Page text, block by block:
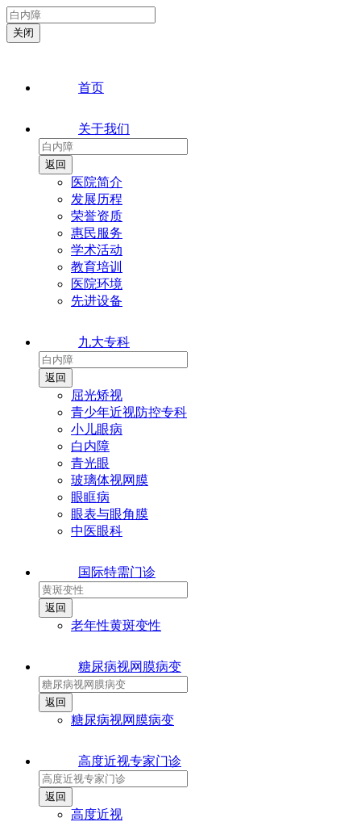
首页
关于我们
医院简介
发展历程
荣誉资质
惠民服务
学术活动
教育培训
医院环境
先进设备
九大专科
屈光矫视
青少年近视防控专科
小儿眼病
白内障
青光眼
玻璃体视网膜
眼眶病
眼表与眼角膜
中医眼科
国际特需门诊
老年性黄斑变性
糖尿病视网膜病变
糖尿病视网膜病变
高度近视专家门诊
高度近视